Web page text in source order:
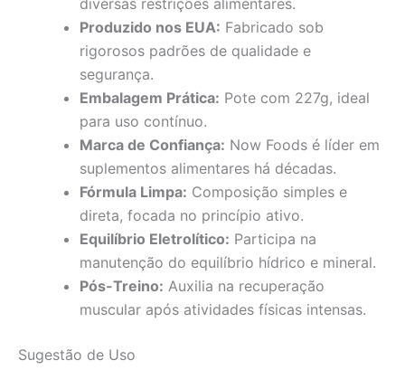
Produzido nos EUA: Fabricado sob
rigorosos padrões de qualidade e
segurança.
Embalagem Prática: Pote com 227g, ideal
para uso contínuo.
Marca de Confiança: Now Foods é líder em
suplementos alimentares há décadas.
Fórmula Limpa: Composição simples e
direta, focada no princípio ativo.
Equilíbrio Eletrolítico: Participa na
manutenção do equilíbrio hídrico e mineral.
Pós-Treino: Auxilia na recuperação
muscular após atividades físicas intensas.
Sugestão de Uso